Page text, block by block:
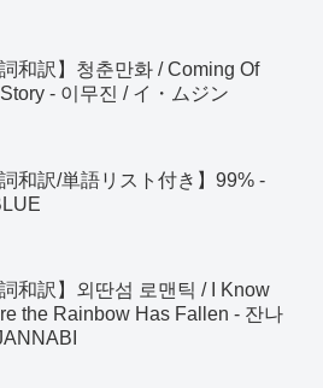
詞和訳】청춘만화 / Coming Of
- 이무진 / イ・ムジン
詞和訳/単語リスト付き】99% -
詞和訳】외딴섬 로맨틱 / I Know
the Rainbow Has Fallen - 잔나